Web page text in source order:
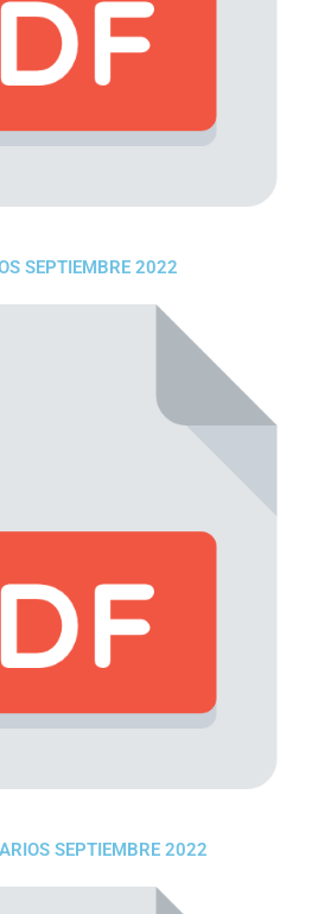
SEPTIEMBRE 2022
SEPTIEMBRE 2022